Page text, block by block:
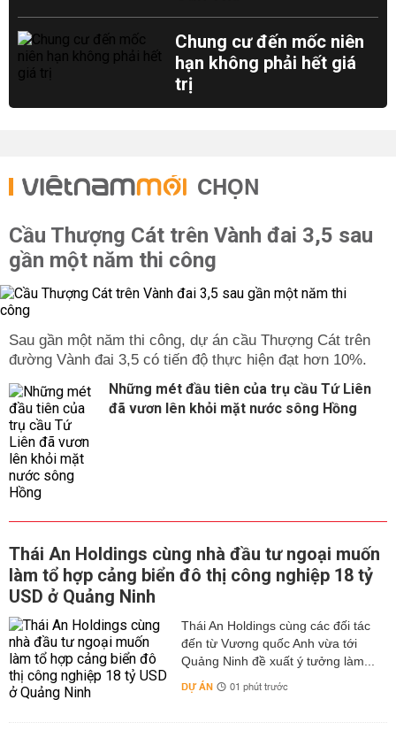
Chung cư đến mốc niên
hạn không phải hết giá
trị
CHỌN
Cầu Thượng Cát trên Vành đai 3,5 sau
gần một năm thi công
Sau gần một năm thi công, dự án cầu Thượng Cát trên
đường Vành đai 3,5 có tiến độ thực hiện đạt hơn 10%.
Những mét đầu tiên của trụ cầu Tứ Liên
đã vươn lên khỏi mặt nước sông Hồng
Thái An Holdings cùng nhà đầu tư ngoại muốn
làm tổ hợp cảng biển đô thị công nghiệp 18 tỷ
USD ở Quảng Ninh
Thái An Holdings cùng các đối tác
đến từ Vương quốc Anh vừa tới
Quảng Ninh đề xuất ý tưởng làm...
DỰ ÁN 01 phút trước